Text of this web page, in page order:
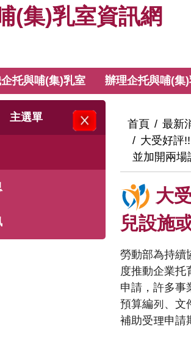
(集)乳室資訊網
托與哺(集)乳室 辦理企托與哺(集
關閉主選單
主選單
:::
首頁 最新
大受好評
並加開兩場
大
兒設施
勞動部為持續
度推動企業托
申請，許多事
預算編列、文
補助受理申請